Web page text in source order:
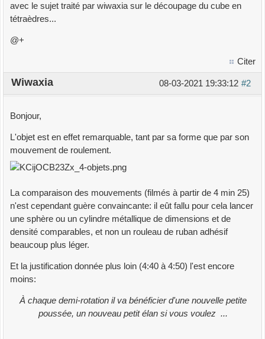
avec le sujet traité par wiwaxia sur le découpage du cube en
tétraèdres...
@+
Citer
#2
08-03-2021 19:33:12
Wiwaxia
Bonjour,
L'objet est en effet remarquable, tant par sa forme que par son
mouvement de roulement.
La comparaison des mouvements (filmés à partir de 4 min 25)
n'est cependant guère convaincante: il eût fallu pour cela lancer
une sphère ou un cylindre métallique de dimensions et de
densité comparables, et non un rouleau de ruban adhésif
beaucoup plus léger.
Et la justification donnée plus loin (4:40 à 4:50) l'est encore
moins:
À chaque demi-rotation il va bénéficier d'une nouvelle petite
poussée, un nouveau petit élan si vous voulez ...